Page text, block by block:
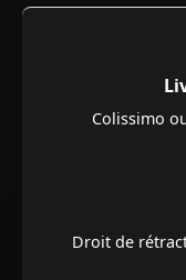
Colissimo
Droit de